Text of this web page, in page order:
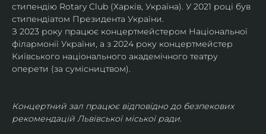
стипендію Rotary Club (Харків, Україна). У 2021 році був
стипендіатом Президента України.
З 2023 року працює концертмейстером Національної
філармонії України, а з 2024 року концертмейстер
Київського національного академічного театру
оперети (за сумісництвом).
Концертний зал працює відповідно до безпекових
рекомендацій Львівської міської ради.